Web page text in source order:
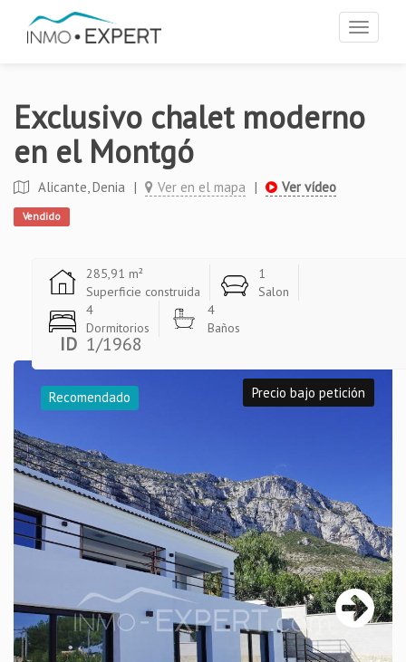
Toggle
Exclusivo chalet moderno
en el Montgó
Alicante, Denia | Ver en el mapa | Ver vídeo
Vendido
285,91 m²
Superficie construida
1
Salon
4
Dormitorios
4
Baños
ID 1/1968
Recomendado Precio bajo petición